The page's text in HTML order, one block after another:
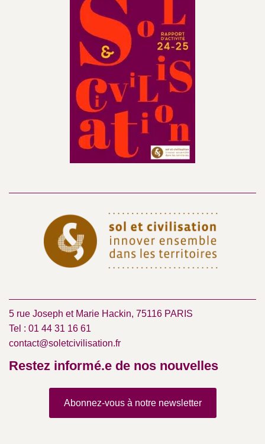
5 rue Joseph et Marie Hackin, 75116 PARIS
Tel : 01 44 31 16 61
contact@soletcivilisation.fr
Restez informé.e de nos nouvelles
Abonnez-vous à notre newsletter